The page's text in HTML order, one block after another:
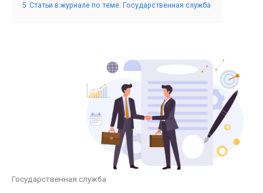
5 Статьи в журнале по теме: Государственная служба
Государственная служба